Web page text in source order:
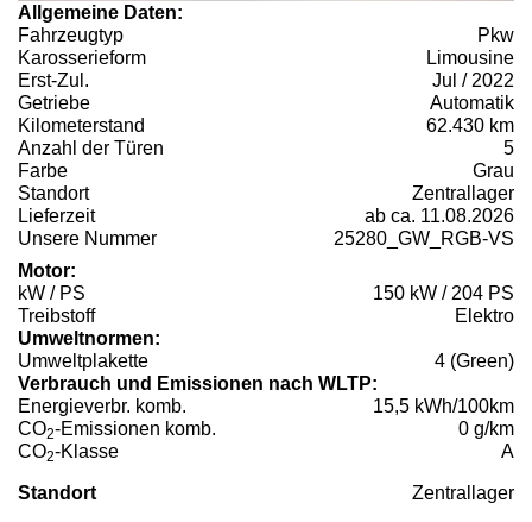
Allgemeine Daten:
Fahrzeugtyp
Pkw
Karosserieform
Limousine
Erst-Zul.
Jul / 2022
Getriebe
Automatik
Kilometerstand
62.430 km
Anzahl der Türen
5
Farbe
Grau
Standort
Zentrallager
Lieferzeit
ab ca. 11.08.2026
Unsere Nummer
25280_GW_RGB-VS
Motor:
kW / PS
150 kW / 204 PS
Treibstoff
Elektro
Umweltnormen:
Umweltplakette
4 (Green)
Verbrauch und Emissionen nach WLTP:
Energieverbr. komb.
15,5 kWh/100km
CO2-Emissionen komb.
0 g/km
CO2-Klasse A
Standort Zentrallager